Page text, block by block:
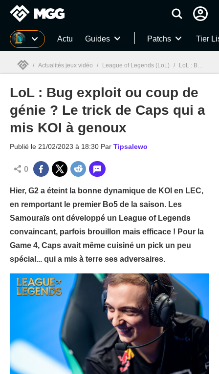
MGG Actu Guides Patchs Tier
MGG
/ Actualités jeux vidéo / League of Legends (LoL) / LoL : Bug exploit ou coup de génie ? Le trick de Caps qui a mis KOI à genoux
LoL : Bug exploit ou coup de
génie ? Le trick de Caps qui a
mis KOI à genoux
Publié le 21/02/2023 à 18:30 Par Tipsalewo
0
Hier, G2 a éteint la bonne dynamique de KOI en LEC,
en remportant le premier Bo5 de la saison. Les
Samouraïs ont développé un League of Legends
convaincant, parfois brouillon mais efficace ! Pour la
Game 4, Caps avait même cuisiné un pick un peu
spécial... qui a mis à terre ses adversaires.